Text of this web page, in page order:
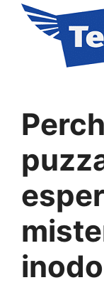
contenuto